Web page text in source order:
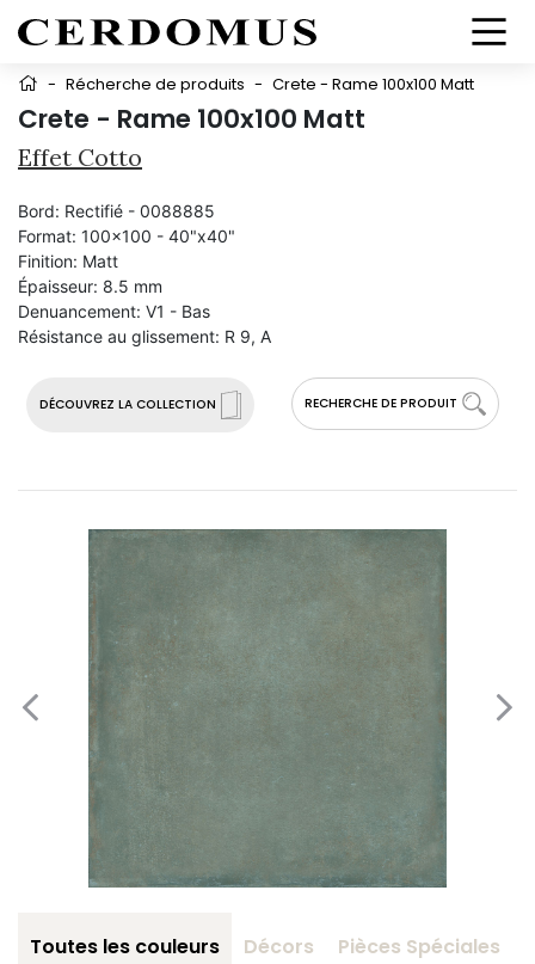
- Récherche de produits - Crete - Rame 100x100 Matt
Crete - Rame 100x100 Matt
Effet Cotto
DÉCOUVREZ LA COLLECTION RECHERCHE DE PRODUIT
Bord: Rectifié - 0088885
Format: 100x100 - 40"x40"
Finition: Matt
Épaisseur: 8.5 mm
Denuancement: V1 - Bas
Résistance au glissement: R 9, A
Toutes les couleurs Décors Pièces Spéciales